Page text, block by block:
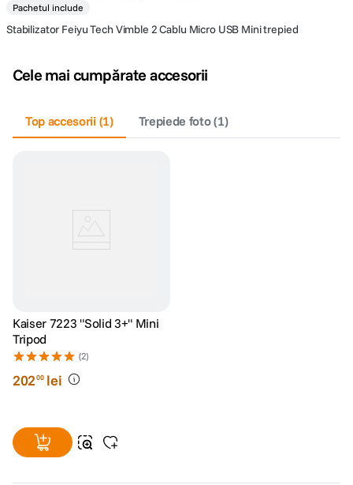
Pachetul include
Stabilizator Feiyu Tech Vimble 2 Cablu Micro USB Mini trepied
Cele mai cumpărate accesorii
Top accesorii (1) Trepiede foto(1)
Kaiser 7223 "Solid 3+" Mini
Tripod
(2)
20200 lei